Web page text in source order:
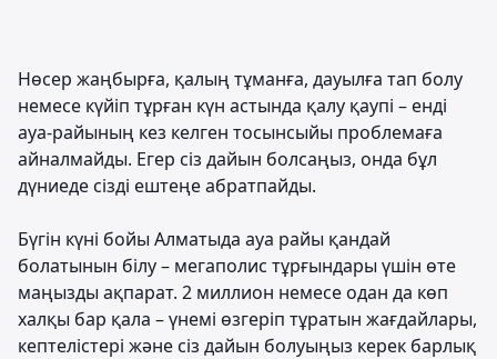
Нөсер жаңбырға, қалың тұманға, дауылға тап болу
немесе күйіп тұрған күн астында қалу қаупі – енді
ауа-райының кез келген тосынсыйы проблемаға
айналмайды. Егер сіз дайын болсаңыз, онда бұл
дүниеде сізді ештеңе абратпайды.
Бүгін күні бойы Алматыда ауа райы қандай
болатынын білу – мегаполис тұрғындары үшін өте
маңызды ақпарат. 2 миллион немесе одан да көп
халқы бар қала – үнемі өзгеріп тұратын жағдайлары,
кептелістері және сіз дайын болуыңыз керек барлық